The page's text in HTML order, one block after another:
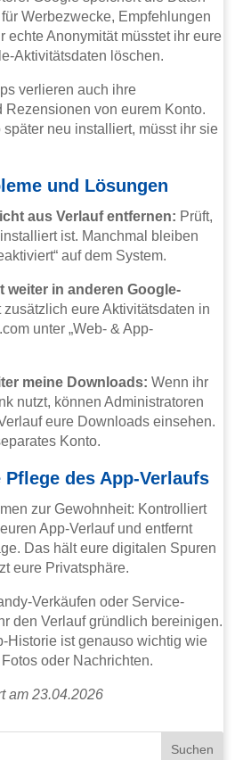
Werbezwecke, Empfehlungen
echte Anonymität müsstet ihr eure
Aktivitätsdaten löschen.
verlieren auch ihre
Rezensionen von eurem Konto.
später neu installiert, müsst ihr sie
und Lösungen
aus Verlauf entfernen: Prüft,
ist. Manchmal bleiben
auf dem System.
weiter in anderen Google-
zusätzlich eure Aktivitätsdaten in
unter „Web- & App-
meine Downloads: Wenn ihr
nutzt, können Administratoren
eure Downloads einsehen.
Konto.
Pflege des App-Verlaufs
zur Gewohnheit: Kontrolliert
App-Verlauf und entfernt
Das hält eure digitalen Spuren
eure Privatsphäre.
Verkäufen oder Service-
den Verlauf gründlich bereinigen.
Historie ist genauso wichtig wie
oder Nachrichten.
am 23.04.2026